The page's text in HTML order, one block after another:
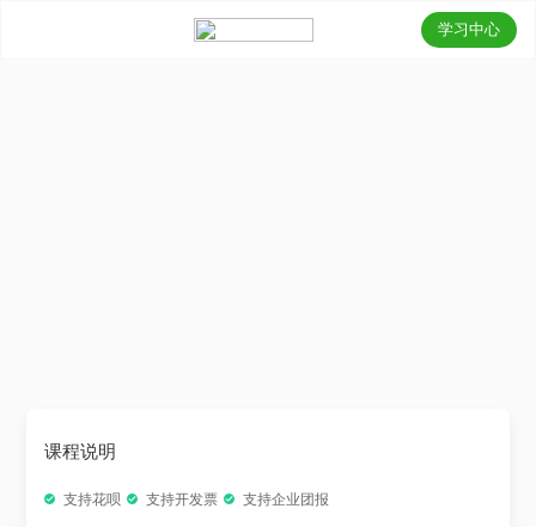
学习中心
课程说明
支持花呗 支持开发票 支持企业团报